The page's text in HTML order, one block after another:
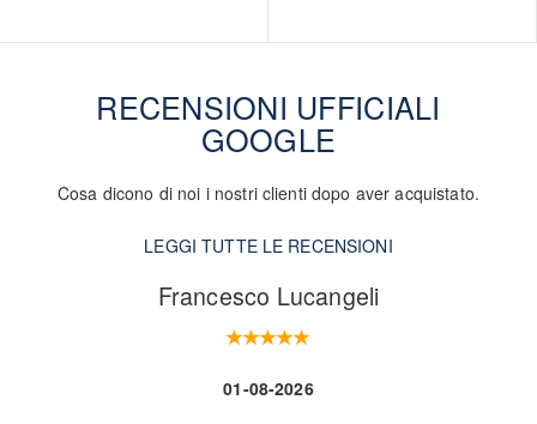
RECENSIONI UFFICIALI
GOOGLE
Cosa dicono di noi i nostri clienti dopo aver acquistato.
LEGGI TUTTE LE RECENSIONI
Francesco Lucangeli
01-08-2026